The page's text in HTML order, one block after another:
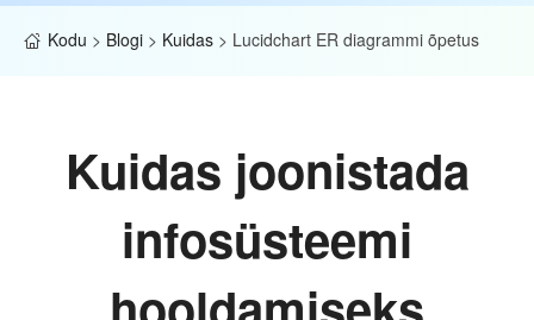
Kodu > Blogi > Kuidas > Lucidchart ER diagrammi õpetus
Kuidas joonistada
infosüsteemi